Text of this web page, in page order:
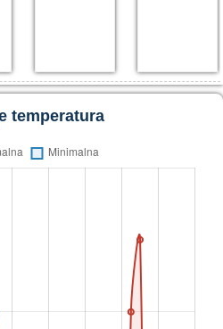
temperatura